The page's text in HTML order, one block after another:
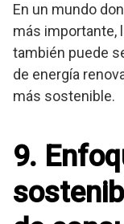
En un mundo
más importante,
también puede
de energía
más sostenible.
9.